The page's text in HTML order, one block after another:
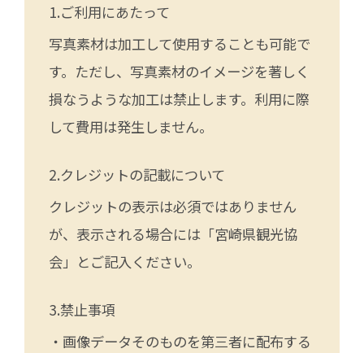
ご利用にあたって
写真素材は加工して使用することも可能で
す。ただし、写真素材のイメージを著しく
損なうような加工は禁止します。利用に際
して費用は発生しません。
クレジットの記載について
クレジットの表示は必須ではありません
が、表示される場合には「宮崎県観光協
会」とご記入ください。
禁止事項
・画像データそのものを第三者に配布する